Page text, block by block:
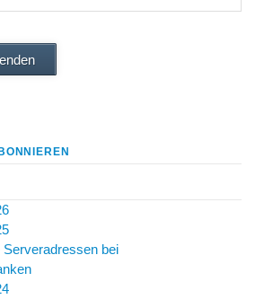
Serveradressen bei